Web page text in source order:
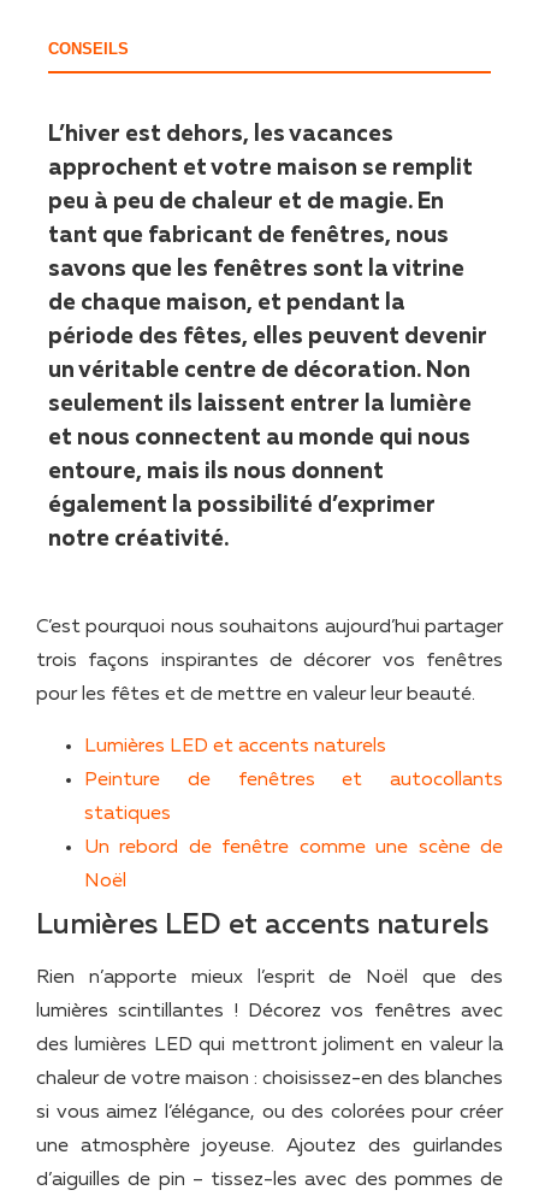
CONSEILS
L’hiver est dehors, les vacances
approchent et votre maison se remplit
peu à peu de chaleur et de magie. En
tant que fabricant de fenêtres, nous
savons que les fenêtres sont la vitrine
de chaque maison, et pendant la
période des fêtes, elles peuvent devenir
un véritable centre de décoration. Non
seulement ils laissent entrer la lumière
et nous connectent au monde qui nous
entoure, mais ils nous donnent
également la possibilité d’exprimer
notre créativité.
C’est pourquoi nous souhaitons aujourd’hui partager
trois façons inspirantes de décorer vos fenêtres
pour les fêtes et de mettre en valeur leur beauté.
Lumières LED et accents naturels
Peinture de fenêtres et autocollants
statiques
Un rebord de fenêtre comme une scène de
Noël
Lumières LED et accents naturels
Rien n’apporte mieux l’esprit de Noël que des
lumières scintillantes ! Décorez vos fenêtres avec
des lumières LED qui mettront joliment en valeur la
chaleur de votre maison : choisissez-en des blanches
si vous aimez l’élégance, ou des colorées pour créer
une atmosphère joyeuse. Ajoutez des guirlandes
d’aiguilles de pin – tissez-les avec des pommes de